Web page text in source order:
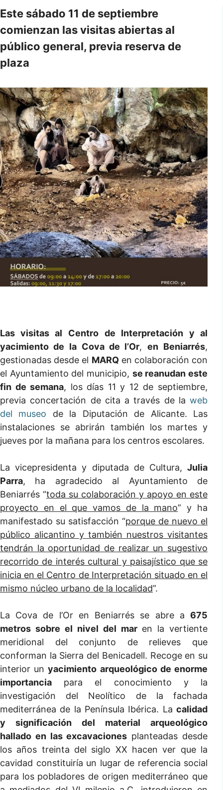
Este sábado 11 de septiembre
comienzan las visitas abiertas al
público general, previa reserva de
plaza
Las visitas al Centro de Interpretación y al
yacimiento de la Cova de l’Or, en Beniarrés,
gestionadas desde el MARQen colaboración con
el Ayuntamiento del municipio, se reanudan este
fin de semana, los días 11 y 12 de septiembre,
previa concertación de cita a través de la web
del museo de la Diputación de Alicante. Las
instalaciones se abrirán también los martes y
jueves por la mañana para los centros escolares.
La vicepresidenta y diputada de Cultura, Julia
Parra, ha agradecido al Ayuntamiento de
Beniarrés “toda su colaboración y apoyo en este
proyecto en el que vamos de la mano” y ha
manifestado su satisfacción “porque de nuevo el
público alicantino y también nuestros visitantes
tendrán la oportunidad de realizar un sugestivo
recorrido de interés cultural y paisajístico que se
inicia en el Centro de Interpretación situado en el
mismo núcleo urbano de la localidad”.
La Cova de l’Or en Beniarrés se abre a 675
metros sobre el nivel del mar en la vertiente
meridional del conjunto de relieves que
conforman la Sierra del Benicadell. Recoge en su
interior unyacimiento arqueológico de enorme
importancia para el conocimiento y la
investigación del Neolítico de la fachada
mediterránea de la Península Ibérica. La calidad
y significación del material arqueológico
hallado en las excavaciones planteadas desde
los años treinta del siglo XX hacen ver que la
cavidad constituiría un lugar de referencia social
para los pobladores de origen mediterráneo que